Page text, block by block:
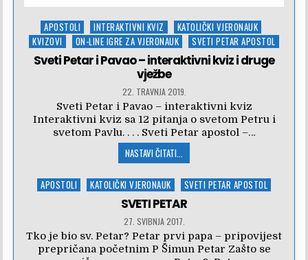
Posted
in
APOSTOLI INTERAKTIVNI KVIZ
KATOLIČKI VJERONAUK
KVIZOVI
ON-LINE IGRE ZA VJERONAUK SVETI PETAR APOSTOL
Sveti Petar i Pavao – interaktivni kviz i druge
vježbe
22. TRAVNJA 2019.
Sveti Petar i Pavao – interaktivni kviz
Interaktivni kviz sa 12 pitanja o svetom Petru i
svetom Pavlu. . . . Sveti Petar apostol –…
NASTAVI ČITATI...
Posted
APOSTOLI KATOLIČKI VJERONAUK SVETI PETAR APOSTOL
SVETI PETAR
27. SVIBNJA 2017.
Tko je bio sv. Petar? Petar prvi papa – pripovijest
prepričana početnim P Šimun Petar Zašto se